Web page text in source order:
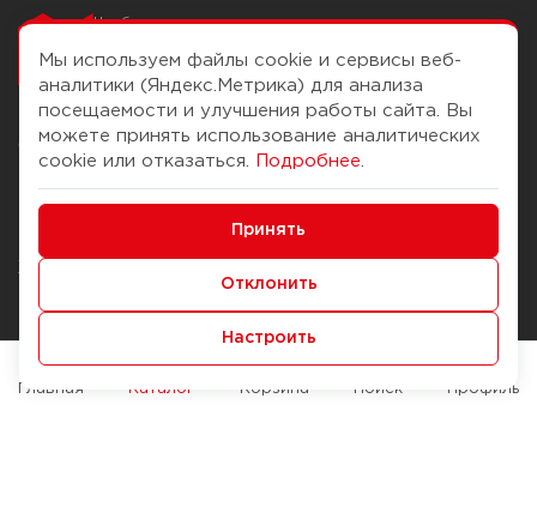
Чтобы вам легко
О компании
История Компании
Журнал
Наши марки
Брендирование
Помощь
Доставка и оплата
Способы оплаты
Служба контроля качества
Мы используем файлы cookie и сервисы веб-
аналитики (Яндекс.Метрика) для анализа
посещаемости и улучшения работы сайта. Вы
можете принять использование аналитических
cookie или отказаться.
Подробнее
Принять
Отклонить
Настроить
Главная Каталог Корзина Поиск Профиль